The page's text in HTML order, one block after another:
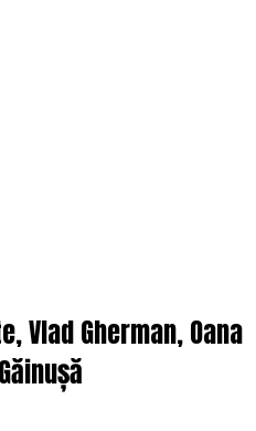
Vlad Gherman, Oana